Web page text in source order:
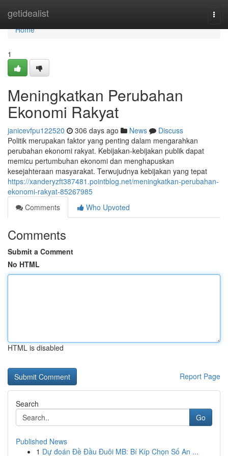
getidealist
Home
Home
1
Meningkatkan Perubahan
Ekonomi Rakyat
janicevfpu122520 306 days ago News
Discuss
Politik merupakan faktor yang penting dalam mengarahkan
perubahan ekonomi rakyat. Kebijakan-kebijakan publik dapat
memicu pertumbuhan ekonomi dan menghapuskan
kesejahteraan masyarakat. Terwujudnya kebijakan yang tepat
https://xanderyzft387481.pointblog.net/meningkatkan-perubahan-
ekonomi-rakyat-85267985
Comments
Who Upvoted
Comments
Submit a Comment
No HTML
HTML is disabled
Report Page
Search
Go
Published News
1 Dự đoán Đề Đầu Đuôi MB: Bí Kíp Chọn Số An ...